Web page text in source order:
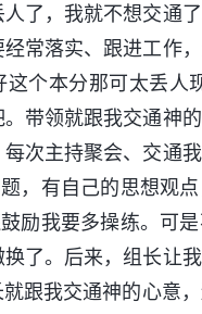
了，我就不想交通
常落实、跟进工作
个本分那可太丢人
带领就跟我交通神
次主持聚会、交通
，有自己的思想观
励我要多操练。可
了。后来，组长让
跟我交通神的心意